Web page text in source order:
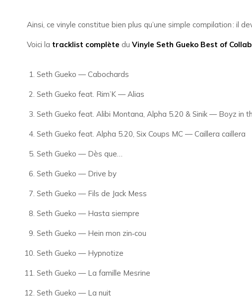
Ainsi, ce vinyle constitue bien plus qu’une simple compilation : il
Voici la tracklist complète du Vinyle Seth Gueko Best of
Seth Gueko — Cabochards
Seth Gueko feat. Rim’K — Alias
Seth Gueko feat. Alibi Montana, Alpha 5.20 & Sinik — Boyz in
Seth Gueko feat. Alpha 5.20, Six Coups MC — Caillera caillera
Seth Gueko — Dès que…
Seth Gueko — Drive by
Seth Gueko — Fils de Jack Mess
Seth Gueko — Hasta siempre
Seth Gueko — Hein mon zin‑cou
Seth Gueko — Hypnotize
Seth Gueko — La famille Mesrine
Seth Gueko — La nuit